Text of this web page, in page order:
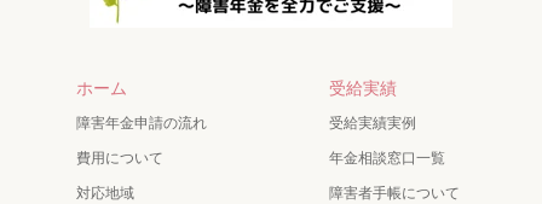
ホーム
障害年金申請の流れ
費用について
対応地域
受給実績
受給実績実例
年金相談窓口一覧
障害者手帳について